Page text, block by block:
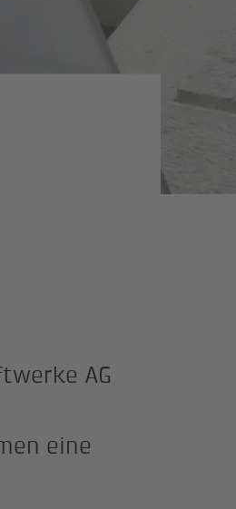
AG
eine